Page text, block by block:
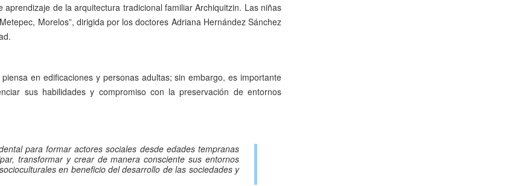
de la arquitectura tradicional familiar Archiquitzin. Las niñas
Morelos”, dirigida por los doctores Adriana Hernández Sánchez
en edificaciones y personas adultas; sin embargo, es importante
sus habilidades y compromiso con la preservación de entornos
para formar actores sociales desde edades tempranas
transformar y crear de manera consciente sus entornos
en beneficio del desarrollo de las sociedades y